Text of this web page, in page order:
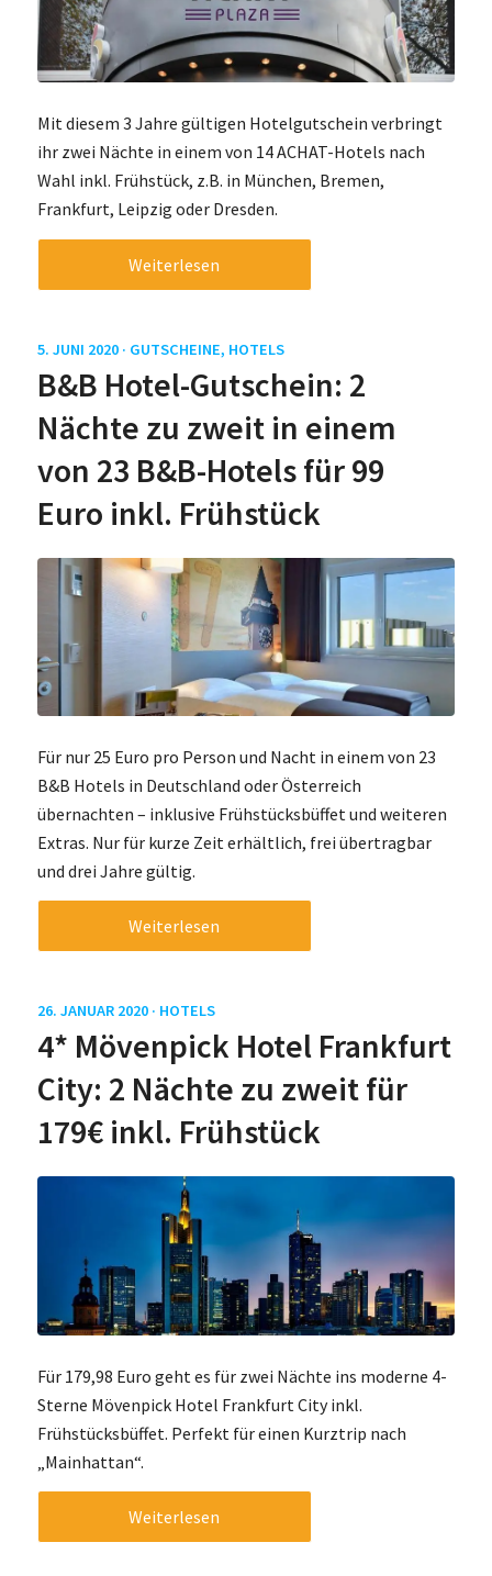
Mit diesem 3 Jahre gültigen Hotelgutschein verbringt
ihr zwei Nächte in einem von 14 ACHAT-Hotels nach
Wahl inkl. Frühstück, z.B. in München, Bremen,
Frankfurt, Leipzig oder Dresden.
Weiterlesen
5. JUNI 2020 · GUTSCHEINE, HOTELS
B&B Hotel-Gutschein: 2
Nächte zu zweit in einem
von 23 B&B-Hotels für 99
Euro inkl. Frühstück
Für nur 25 Euro pro Person und Nacht in einem von 23
B&B Hotels in Deutschland oder Österreich
übernachten – inklusive Frühstücksbüffet und weiteren
Extras. Nur für kurze Zeit erhältlich, frei übertragbar
und drei Jahre gültig.
Weiterlesen
26. JANUAR 2020 · HOTELS
4* Mövenpick Hotel Frankfurt
City: 2 Nächte zu zweit für
179€ inkl. Frühstück
Für 179,98 Euro geht es für zwei Nächte ins moderne 4-
Sterne Mövenpick Hotel Frankfurt City inkl.
Frühstücksbüffet. Perfekt für einen Kurztrip nach
„Mainhattan“.
Weiterlesen